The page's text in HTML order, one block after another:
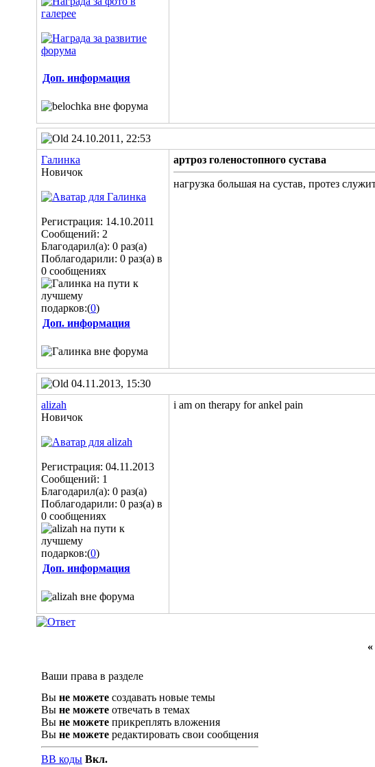
Доп. информация
24.10.2011, 22:53
Галинка
Новичок
Регистрация: 14.10.2011
Сообщений: 2
Благодарил(а): 0 раз(а)
Поблагодарили: 0 раз(а) в
0 сообщениях
подарков:(0)
Доп. информация
артроз голеностопного сустава
нагрузка большая на сустав, протез
04.11.2013, 15:30
alizah
Новичок
Регистрация: 04.11.2013
Сообщений: 1
Благодарил(а): 0 раз(а)
Поблагодарили: 0 раз(а) в
0 сообщениях
подарков:(0)
Доп. информация
i am on therapy for ankel pain
«
Ваши права в разделе
Вы не можете создавать новые темы
Вы не можете отвечать в темах
Вы не можете прикреплять вложения
Вы не можете редактировать свои сообщения
BB коды Вкл.